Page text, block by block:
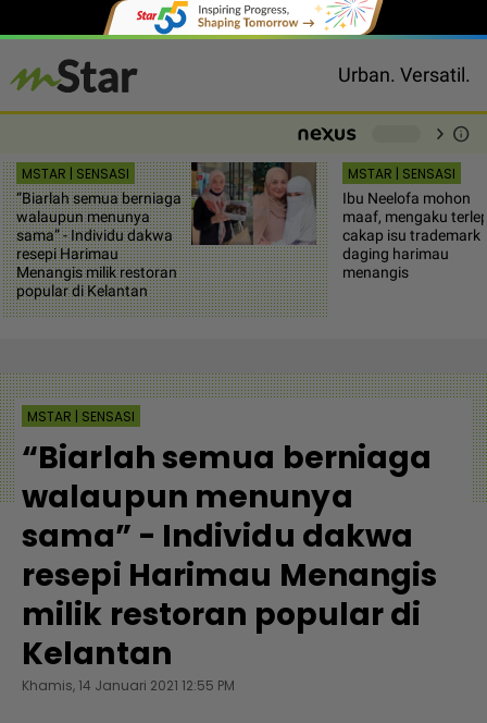
Urban. Versatil.
chevron_right info
MSTAR | SENSASI
“Biarlah semua berniaga
walaupun menunya
sama” - Individu dakwa
resepi Harimau
Menangis milik restoran
popular di Kelantan
MSTAR | SENSASI
Ibu Neelofa mohon
maaf, mengaku
cakap isu trademark
daging harimau
menangis
MSTAR | SENSASI
“Biarlah semua berniaga
walaupun menunya
sama” - Individu dakwa
resepi Harimau Menangis
milik restoran popular di
Kelantan
Khamis, 14 Januari 2021 12:55 PM